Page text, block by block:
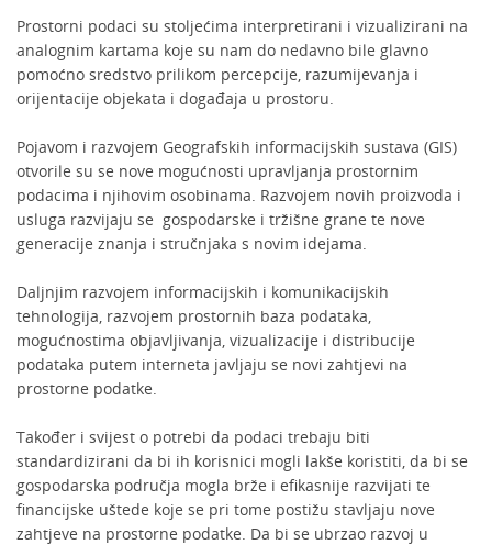
Prostorni podaci su stoljećima interpretirani i vizualizirani na
analognim kartama koje su nam do nedavno bile glavno
pomoćno sredstvo prilikom percepcije, razumijevanja i
orijentacije objekata i događaja u prostoru.
Pojavom i razvojem Geografskih informacijskih sustava (GIS)
otvorile su se nove mogućnosti upravljanja prostornim
podacima i njihovim osobinama. Razvojem novih proizvoda i
usluga razvijaju se gospodarske i tržišne grane te nove
generacije znanja i stručnjaka s novim idejama.
Daljnjim razvojem informacijskih i komunikacijskih
tehnologija, razvojem prostornih baza podataka,
mogućnostima objavljivanja, vizualizacije i distribucije
podataka putem interneta javljaju se novi zahtjevi na
prostorne podatke.
Također i svijest o potrebi da podaci trebaju biti
standardizirani da bi ih korisnici mogli lakše koristiti, da bi se
gospodarska područja mogla brže i efikasnije razvijati te
financijske uštede koje se pri tome postižu stavljaju nove
zahtjeve na prostorne podatke. Da bi se ubrzao razvoj u